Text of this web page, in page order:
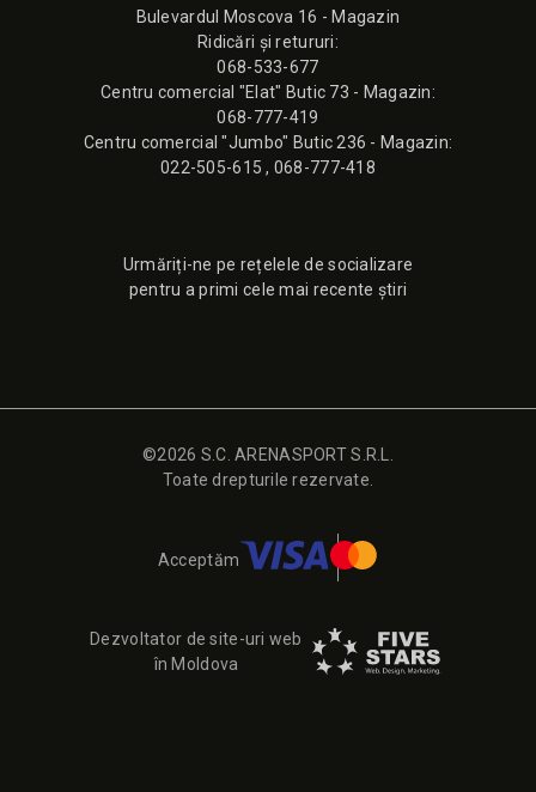
Bulevardul Moscova 16 - Magazin
Ridicări și retururi:
068-533-677
Сentru comercial "Elat" Butic 73 - Magazin:
068-777-419
Сentru comercial "Jumbo" Butic 236 - Magazin:
022-505-615, 068-777-418
Urmăriți-ne pe rețelele de socializare
pentru a primi cele mai recente știri
©2026 S.C. ARENASPORT S.R.L.
Toate drepturile rezervate.
Acceptăm
Dezvoltator de site-uri web
în Moldova